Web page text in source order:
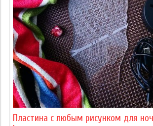
Пластина с любым рисунком для